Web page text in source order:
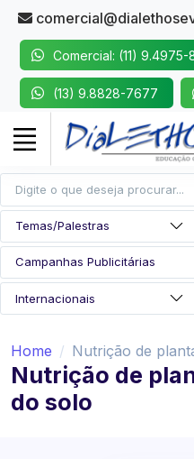
Comercial: (11) 9.4975-
(13) 9.8828-7677
Home Nutrição de
Nutrição de
do solo